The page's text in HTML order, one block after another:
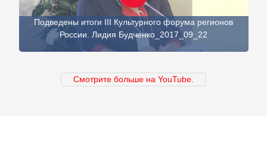
Подведены итоги III Культурного форума регионов
России. Лидия Будченко_2017_09_22
Смотрите больше на YouTube.